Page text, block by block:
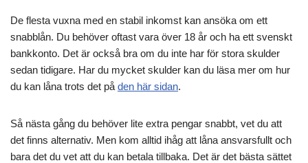
De flesta vuxna med en stabil inkomst kan ansöka om ett
snabblån. Du behöver oftast vara över 18 år och ha ett svenskt
bankkonto. Det är också bra om du inte har för stora skulder
sedan tidigare. Har du mycket skulder kan du läsa mer om hur
du kan låna trots det på den här sidan.
Så nästa gång du behöver lite extra pengar snabbt, vet du att
det finns alternativ. Men kom alltid ihåg att låna ansvarsfullt och
bara det du vet att du kan betala tillbaka. Det är det bästa sättet